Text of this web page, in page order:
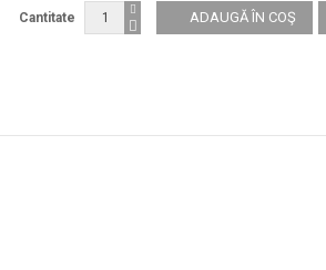
Cantitate